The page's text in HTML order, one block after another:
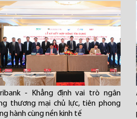
- Khẳng định vai trò ngân
thương mại chủ lực, tiên phong
hành cùng nền kinh tế